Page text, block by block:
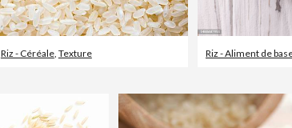
Riz - Céréale, Texture Riz - Aliment de